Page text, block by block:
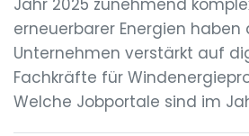
Jahr 2025 zunehmend
erneuerbarer Energien
Unternehmen verstärkt auf
Fachkräfte für
Welche Jobportale sind im